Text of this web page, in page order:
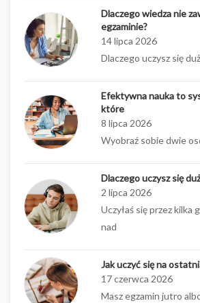
Dlaczego wiedza nie
egzaminie?
14 lipca 2026
Dlaczego uczysz się
Efektywna nauka to
które
8 lipca 2026
Wyobraź sobie dwie
Dlaczego uczysz się
2 lipca 2026
Uczyłaś się przez kilka
nad
Jak uczyć się na
17 czerwca 2026
Masz egzamin jutro